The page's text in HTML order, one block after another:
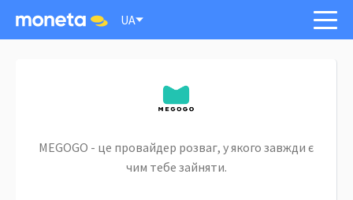
UA
MEGOGO - це провайдер розваг, у якого завжди є
чим тебе зайняти.